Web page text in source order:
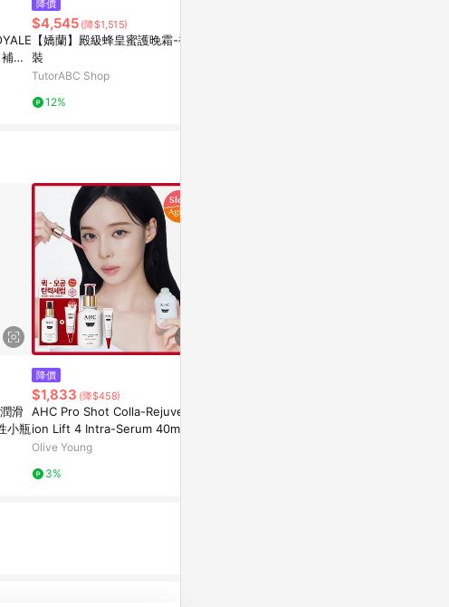
充
降價
$4,545 (降$1,515)
【嬌蘭】殿級蜂皇蜜護晚霜-補充
裝
TutorABC Shop
12%
滑
小瓶
降價
$1,833 (降$458)
AHC Pro Shot Colla-Rejuvenat
ion Lift 4 Intra-Serum 40ml Sp
ecial Set (+Eye Cream 10ml)
Olive Young
3%